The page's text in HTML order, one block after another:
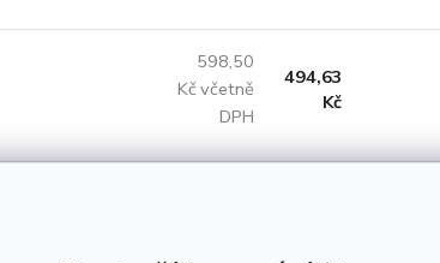
598,50
Kč včetně
DPH
494,63
Kč